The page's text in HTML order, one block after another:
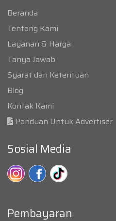
Beranda
Tentang Kami
Layanan & Harga
Tanya Jawab
Syarat dan Ketentuan
Blog
Kontak Kami
Panduan Untuk Advertiser
Sosial Media
Pembayaran